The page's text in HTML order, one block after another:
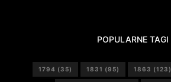
POPULARNE TAGI
1794 (35) 1831 (95) 1863 (123)